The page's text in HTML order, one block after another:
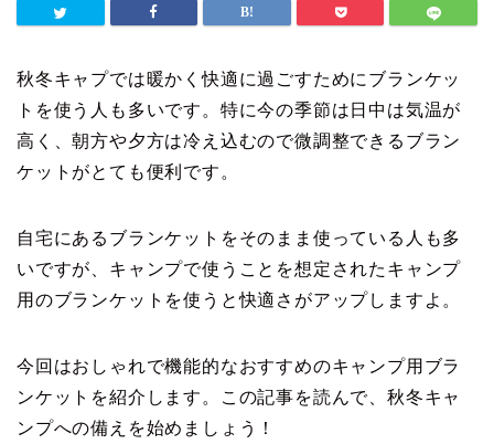
秋冬キャプでは暖かく快適に過ごすためにブランケッ
トを使う人も多いです。特に今の季節は日中は気温が
高く、朝方や夕方は冷え込むので微調整できるブラン
ケットがとても便利です。
自宅にあるブランケットをそのまま使っている人も多
いですが、キャンプで使うことを想定されたキャンプ
用のブランケットを使うと快適さがアップしますよ。
今回はおしゃれで機能的なおすすめのキャンプ用ブラ
ンケットを紹介します。この記事を読んで、秋冬キャ
ンプへの備えを始めましょう！